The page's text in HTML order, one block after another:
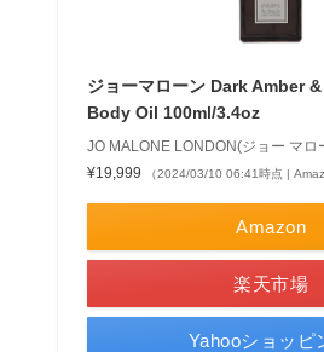
ジョーマローン Dark Amber
Body Oil 100ml/3.4oz
JO MALONE LONDON(ジョー マロ
¥19,999
（2024/03/10 06:41時点 |
Amazon
楽天市場
Yahooショッピ